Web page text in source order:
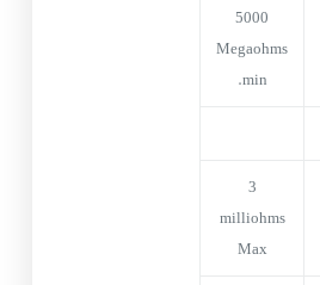
5000
Megaohms
min.
3
milliohms
Max